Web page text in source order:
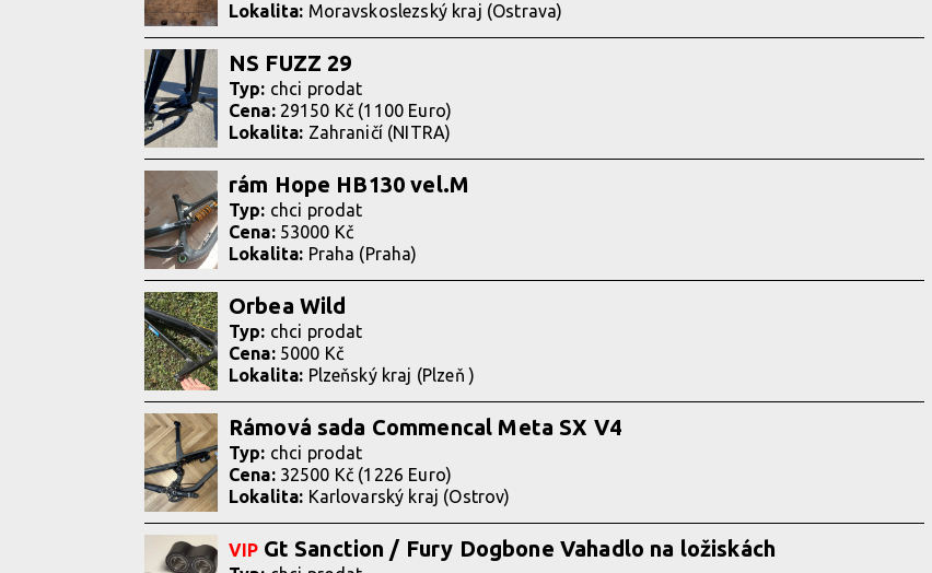
Lokalita: Moravskoslezský kraj (Ostrava)
NS FUZZ 29
Typ: chci prodat
Cena: 29150 Kč (1100 Euro)
Lokalita: Zahraničí (NITRA)
rám Hope HB130 vel.M
Typ: chci prodat
Cena: 53000 Kč
Lokalita: Praha (Praha)
Orbea Wild
Typ: chci prodat
Cena: 5000 Kč
Lokalita: Plzeňský kraj (Plzeň )
Rámová sada Commencal Meta SX V4
Typ: chci prodat
Cena: 32500 Kč (1226 Euro)
Lokalita: Karlovarský kraj (Ostrov)
VIP Gt Sanction / Fury Dogbone Vahadlo na ložiskách